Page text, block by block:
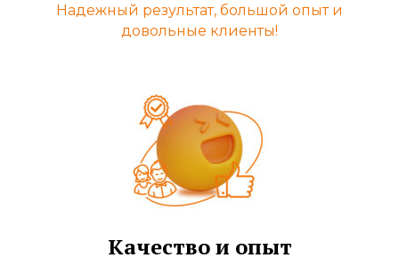
Надежный результат, большой опыт и
довольные клиенты!
Качество и опыт